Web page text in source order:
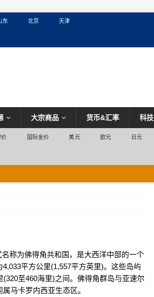
东 北京 天津
大宗商品 货币&汇率 科技
价 国际金价 美元 欧元 日元
称为佛得角共和国，是大西洋中部的一个
平方公里(1,557平方英里)。这些岛屿
至460海里)之间。佛得角群岛与亚速尔
马卡罗内西亚生态区。